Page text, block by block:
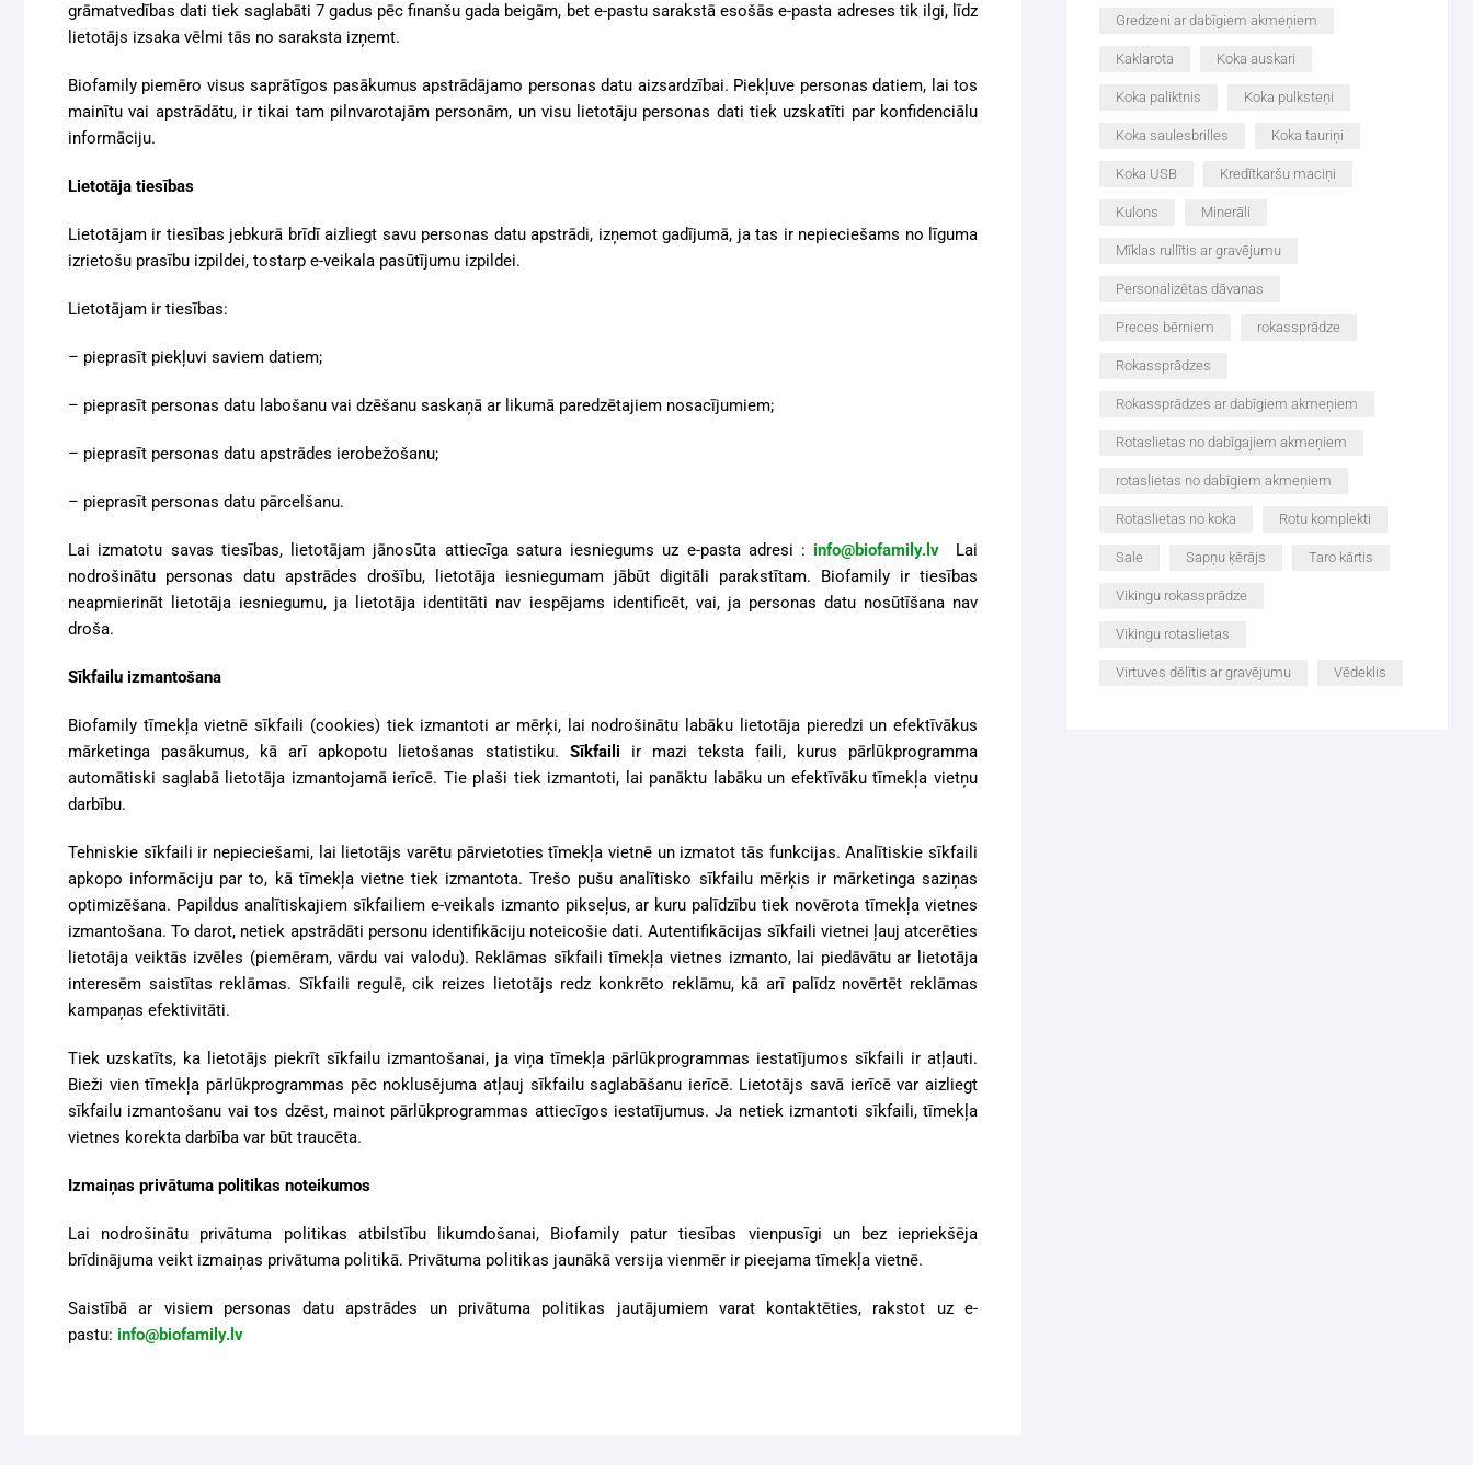
grāmatvedības dati tiek saglabāti 7 gadus pēc finanšu gada beigām, bet e-pastu sarakstā esošās e-pasta adreses tik ilgi, līdz
lietotājs izsaka vēlmi tās no saraksta izņemt.
Biofamily piemēro visus saprātīgos pasākumus apstrādājamo personas datu aizsardzībai. Piekļuve personas datiem, lai tos
mainītu vai apstrādātu, ir tikai tam pilnvarotajām personām, un visu lietotāju personas dati tiek uzskatīti par konfidenciālu
informāciju.
Lietotāja tiesības
Lietotājam ir tiesības jebkurā brīdī aizliegt savu personas datu apstrādi, izņemot gadījumā, ja tas ir nepieciešams no līguma
izrietošu prasību izpildei, tostarp e-veikala pasūtījumu izpildei.
Lietotājam ir tiesības:
– pieprasīt piekļuvi saviem datiem;
– pieprasīt personas datu labošanu vai dzēšanu saskaņā ar likumā paredzētajiem nosacījumiem;
– pieprasīt personas datu apstrādes ierobežošanu;
– pieprasīt personas datu pārcelšanu.
Lai izmatotu savas tiesības, lietotājam jānosūta attiecīga satura iesniegums uz e-pasta adresi : info@biofamily.lv Lai
nodrošinātu personas datu apstrādes drošību, lietotāja iesniegumam jābūt digitāli parakstītam. Biofamily ir tiesības
neapmierināt lietotāja iesniegumu, ja lietotāja identitāti nav iespējams identificēt, vai, ja personas datu nosūtīšana nav
droša.
Sīkfailu izmantošana
Biofamily tīmekļa vietnē sīkfaili (cookies) tiek izmantoti ar mērķi, lai nodrošinātu labāku lietotāja pieredzi un efektīvākus
mārketinga pasākumus, kā arī apkopotu lietošanas statistiku. Sīkfaili ir mazi teksta faili, kurus pārlūkprogramma
automātiski saglabā lietotāja izmantojamā ierīcē. Tie plaši tiek izmantoti, lai panāktu labāku un efektīvāku tīmekļa vietņu
darbību.
Tehniskie sīkfaili ir nepieciešami, lai lietotājs varētu pārvietoties tīmekļa vietnē un izmatot tās funkcijas.Analītiskie sīkfaili
apkopo informāciju par to, kā tīmekļa vietne tiek izmantota. Trešo pušu analītisko sīkfailu mērķis ir mārketinga saziņas
optimizēšana. Papildus analītiskajiem sīkfailiem e-veikals izmanto pikseļus, ar kuru palīdzību tiek novērota tīmekļa vietnes
izmantošana. To darot, netiek apstrādāti personu identifikāciju noteicošie dati. Autentifikācijas sīkfaili vietnei ļauj atcerēties
lietotāja veiktās izvēles (piemēram, vārdu vai valodu). Reklāmas sīkfaili tīmekļa vietnes izmanto, lai piedāvātu ar lietotāja
interesēm saistītas reklāmas. Sīkfaili regulē, cik reizes lietotājs redz konkrēto reklāmu, kā arī palīdz novērtēt reklāmas
kampaņas efektivitāti.
Tiek uzskatīts, ka lietotājs piekrīt sīkfailu izmantošanai, ja viņa tīmekļa pārlūkprogrammas iestatījumos sīkfaili ir atļauti.
Bieži vien tīmekļa pārlūkprogrammas pēc noklusējuma atļauj sīkfailu saglabāšanu ierīcē. Lietotājs savā ierīcē var aizliegt
sīkfailu izmantošanu vai tos dzēst, mainot pārlūkprogrammas attiecīgos iestatījumus. Ja netiek izmantoti sīkfaili, tīmekļa
vietnes korekta darbība var būt traucēta.
Izmaiņas privātuma politikas noteikumos
Lai nodrošinātu privātuma politikas atbilstību likumdošanai, Biofamily patur tiesības vienpusīgi un bez iepriekšēja
brīdinājuma veikt izmaiņas privātuma politikā. Privātuma politikas jaunākā versija vienmēr ir pieejama tīmekļa vietnē.
Saistībā ar visiem personas datu apstrādes un privātuma politikas jautājumiem varat kontaktēties, rakstot uz e-
pastu: info@biofamily.lv
Gredzeni ar dabīgiem akmeņiem
Kaklarota Koka auskari
Koka paliktnis Koka pulksteņi
Koka saulesbrilles Koka tauriņi
Koka USB Kredītkaršu maciņi
Kulons Minerāli
Mīklas rullītis ar gravējumu
Personalizētas dāvanas
Preces bērniem rokassprādze
Rokassprādzes
Rokassprādzes ar dabīgiem akmeņiem
Rotaslietas no dabīgajiem akmeņiem
rotaslietas no dabīgiem akmeņiem
Rotaslietas no koka Rotu komplekti
Sale Sapņu ķērājs Taro kārtis
Vikingu rokassprādze
Vikingu rotaslietas
Virtuves dēlītis ar gravējumu Vēdeklis